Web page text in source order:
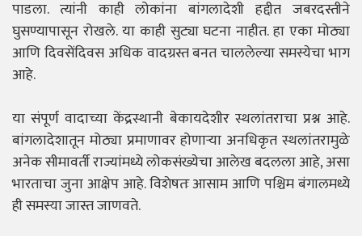
पाडला. त्यांनी काही लोकांना बांगलादेशी हद्दीत जबरदस्तीने
घुसण्यापासून रोखले. या काही सुट्या घटना नाहीत. हा एका मोठ्या
आणि दिवसेंदिवस अधिक वादग्रस्त बनत चाललेल्या समस्येचा भाग
आहे.
या संपूर्ण वादाच्या केंद्रस्थानी बेकायदेशीर स्थलांतराचा प्रश्न आहे.
बांगलादेशातून मोठ्या प्रमाणावर होणाऱ्या अनधिकृत स्थलांतरामुळे
अनेक सीमावर्ती राज्यांमध्ये लोकसंख्येचा आलेख बदलला आहे, असा
भारताचा जुना आक्षेप आहे. विशेषतः आसाम आणि पश्चिम बंगालमध्ये
ही समस्या जास्त जाणवते.